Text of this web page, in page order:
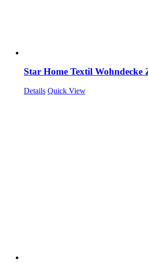
Star Home Textil Wohndecke
Details Quick View